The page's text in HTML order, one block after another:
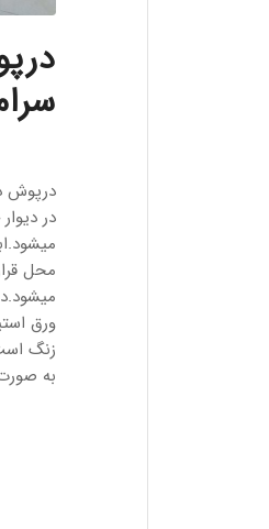
درپوش
در
محل
زنگ
به